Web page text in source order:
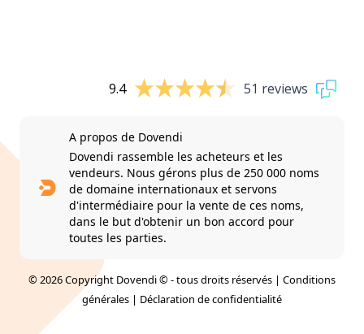
9.4 51 reviews
A propos de Dovendi
Dovendi rassemble les acheteurs et les
vendeurs. Nous gérons plus de 250 000 noms
de domaine internationaux et servons
d'intermédiaire pour la vente de ces noms,
dans le but d'obtenir un bon accord pour
toutes les parties.
© 2026 Copyright Dovendi © - tous droits réservés | Conditions
générales | Déclaration de confidentialité